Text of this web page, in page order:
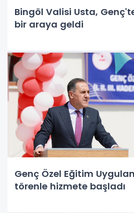
Bingöl Valisi Usta,
bir araya geldi
Genç Özel Eğitim
törenle hizmete başladı